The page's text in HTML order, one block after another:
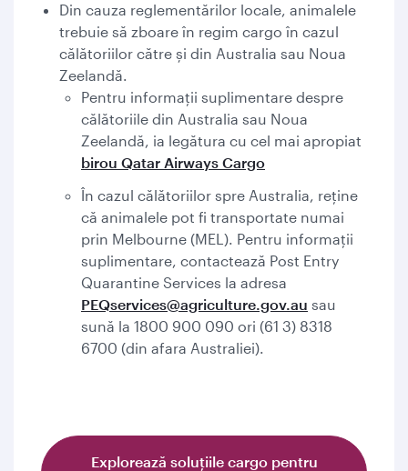
Din cauza reglementărilor locale, animalele
trebuie să zboare în regim cargo în cazul
călătoriilor către și din Australia sau Noua
Zeelandă.
Pentru informații suplimentare despre
călătoriile din Australia sau Noua
Zeelandă, ia legătura cu cel mai apropiat
birou Qatar Airways Cargo
În cazul călătoriilor spre Australia, reține
că animalele pot fi transportate numai
prin Melbourne (MEL). Pentru informații
suplimentare, contactează Post Entry
Quarantine Services la adresa
PEQservices@agriculture.gov.au sau
sună la 1800 900 090 ori (61 3) 8318
6700 (din afara Australiei).
Explorează soluțiile cargo pentru